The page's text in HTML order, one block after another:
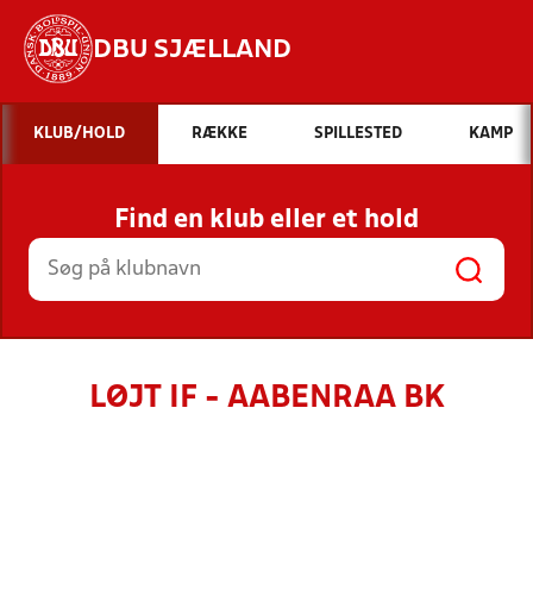
DBU SJÆLLAND
Hvad vil du søge efter?
INDHOLD OG NYHEDER
STILLINGER, RESULTATER, KLUBBER OG
HOLD
KLUB/HOLD RÆKKE SPILLESTED KAMP
Find en klub eller et hold
LØJT IF - AABENRAA BK